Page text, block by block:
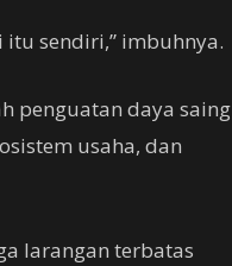
sendiri,” imbuhnya.
penguatan daya saing
usaha, dan
larangan terbatas